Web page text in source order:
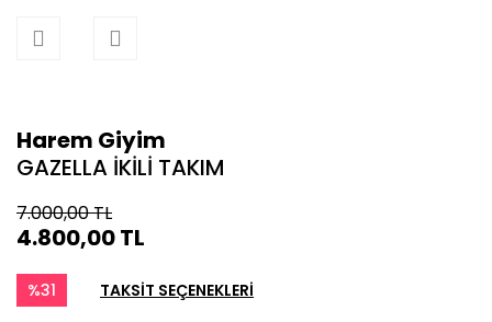
Harem Giyim
GAZELLA İKİLİ TAKIM
7.000,00 TL
4.800,00 TL
%31 TAKSİT SEÇENEKLERİ